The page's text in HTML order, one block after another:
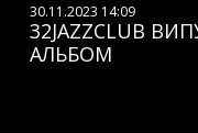
30.11.2023 14:09
32JAZZCLUB
АЛЬБОМ